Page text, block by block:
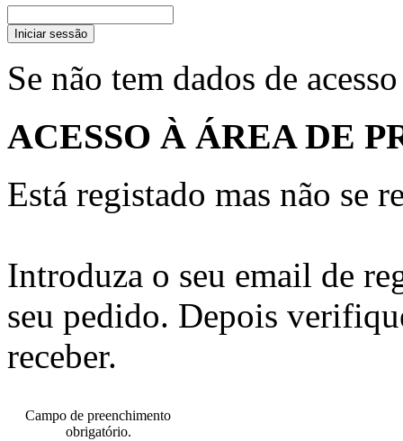
Iniciar sessão
Se não tem dados de
ACESSO À ÁREA DE
Está registado mas não se
Introduza o seu email de
seu pedido. Depois
receber.
Campo de preenchimento
obrigatório.